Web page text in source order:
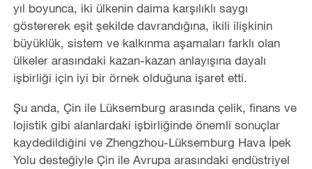
yıl boyunca, iki ülkenin daima karşılıklı saygı
göstererek eşit şekilde davrandığına, ikili ilişkinin
büyüklük, sistem ve kalkınma aşamaları farklı olan
ülkeler arasındaki kazan-kazan anlayışına dayalı
işbirliği için iyi bir örnek olduğuna işaret etti.
Şu anda, Çin ile Lüksemburg arasında çelik, finans ve
lojistik gibi alanlardaki işbirliğinde önemli sonuçlar
kaydedildiğini ve Zhengzhou-Lüksemburg Hava İpek
Yolu desteğiyle Çin ile Avrupa arasındaki endüstriyel